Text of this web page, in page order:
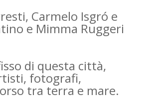
Carmelo Isgró e
e Mimma Ruggeri
di questa città,
fotografi,
tra terra e mare.